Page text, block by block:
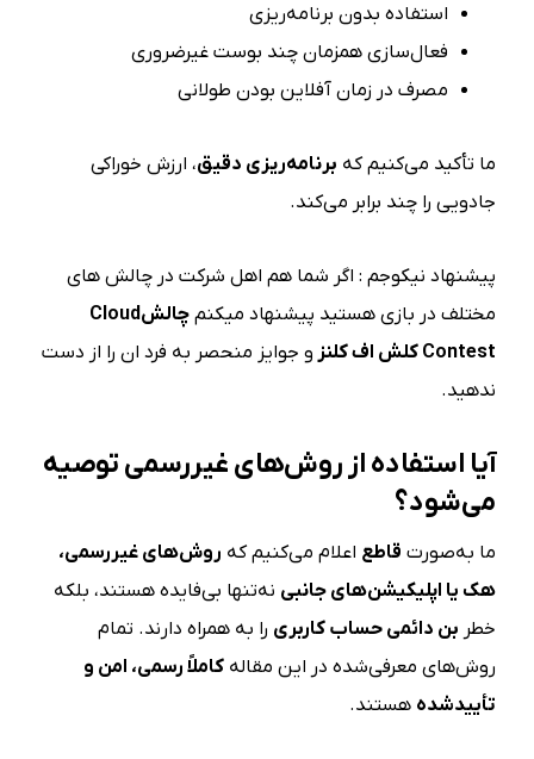
استفاده بدون برنامه‌ریزی
فعال‌سازی همزمان چند بوست غیرضروری
مصرف در زمان آفلاین بودن طولانی
ما تأکید می‌کنیم که برنامه‌ریزی دقیق، ارزش خوراکی
جادویی را چند برابر می‌کند.
پیشنهاد نیکوجم : اگر شما هم اهل شرکت در چالش های
مختلف در بازی هستید پیشنهاد میکنمچالشCloud
Contest کلش اف کلنز و جوایز منحصر به فرد ان را از دست
ندهید.
آیا استفاده از روش‌های غیررسمی توصیه
می‌شود؟
ما به‌صورت قاطع اعلام می‌کنیم که روش‌های غیررسمی،
هک یا اپلیکیشن‌های جانبی نه‌تنها بی‌فایده هستند، بلکه
خطر بن دائمی حساب کاربری را به همراه دارند. تمام
روش‌های معرفی‌شده در این مقالهکاملاً رسمی، امن و
تأییدشده هستند.